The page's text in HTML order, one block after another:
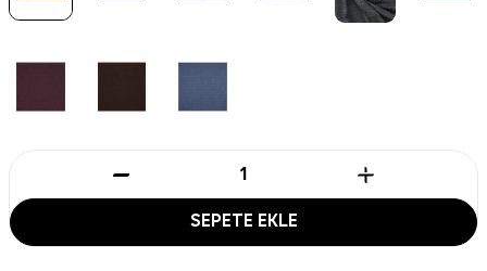
SEPETE EKLE